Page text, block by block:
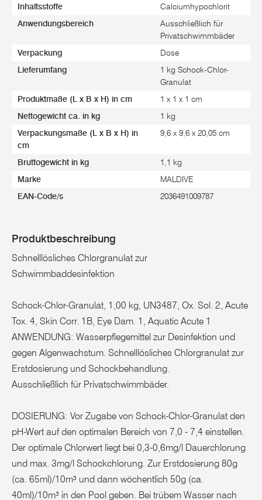
Inhaltsstoffe Calciumhypochlorit
Anwendungsbereich
Ausschließlich für
Privatschwimmbäder
Verpackung Dose
Lieferumfang
1 kg Schock-Chlor-
Granulat
Produktmaße (L x B x H) in cm 1 x 1 x 1 cm
Nettogewicht ca. in kg 1 kg
Verpackungsmaße (L x B x H) in
cm
9,6 x 9,6 x 20,05 cm
Bruttogewicht in kg 1,1 kg
Marke MALDIVE
EAN-Code/s 2036491009787
Produktbeschreibung
Schnelllösliches Chlorgranulat zur
Schwimmbaddesinfektion
Schock-Chlor-Granulat, 1,00 kg, UN3487, Ox. Sol. 2, Acute
Tox. 4, Skin Corr. 1B, Eye Dam. 1, Aquatic Acute 1
ANWENDUNG: Wasserpflegemittel zur Desinfektion und
gegen Algenwachstum. Schnelllösliches Chlorgranulat zur
Erstdosierung und Schockbehandlung.
Ausschließlich für Privatschwimmbäder.
DOSIERUNG: Vor Zugabe von Schock-Chlor-Granulat den
pH-Wert auf den optimalen Bereich von 7,0 - 7,4 einstellen.
Der optimale Chlorwert liegt bei 0,3-0,6mg/l Dauerchlorung
und max. 3mg/l Schockchlorung. Zur Erstdosierung 80g
(ca. 65ml)/10m³ und dann wöchentlich 50g (ca.
40ml)/10m³ in den Pool geben. Bei trübem Wasser nach